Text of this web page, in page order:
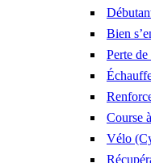
Bien
Perte
Course
Vélo